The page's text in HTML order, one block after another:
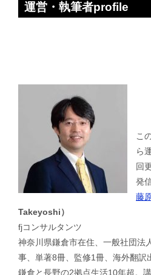
運営・執筆者profile
こ
ら
回
発
藤
Takeyoshi）
fjコンサルタンツ
神奈川県鎌倉市在住、一般社団法
事、単著8冊、監修1冊、海外翻訳
鎌倉と長野の2拠点生活10年超。